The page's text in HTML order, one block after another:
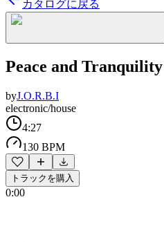
カタログに戻る
Peace and Tranquility
byJ.O.R.B.I
electronic/house
4:27
130 BPM
トラックを購入
0:00